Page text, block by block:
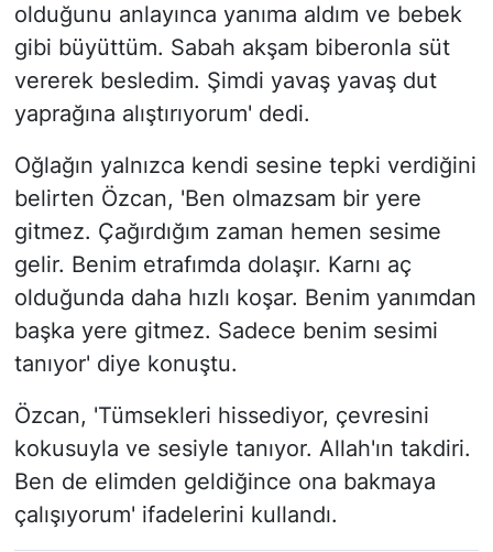
olduğunu anlayınca yanıma aldım ve bebek
gibi büyüttüm. Sabah akşam biberonla süt
vererek besledim. Şimdi yavaş yavaş dut
yaprağına alıştırıyorum' dedi.
Oğlağın yalnızca kendi sesine tepki verdiğini
belirten Özcan, 'Ben olmazsam bir yere
gitmez. Çağırdığım zaman hemen sesime
gelir. Benim etrafımda dolaşır. Karnı aç
olduğunda daha hızlı koşar. Benim yanımdan
başka yere gitmez. Sadece benim sesimi
tanıyor' diye konuştu.
Özcan, 'Tümsekleri hissediyor, çevresini
kokusuyla ve sesiyle tanıyor. Allah'ın takdiri.
Ben de elimden geldiğince ona bakmaya
çalışıyorum' ifadelerini kullandı.